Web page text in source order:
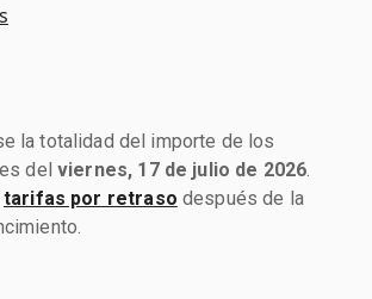
la totalidad del importe de los
del viernes, 17 de julio de 2026
tarifas por retraso después de la